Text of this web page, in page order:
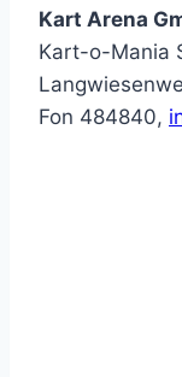
Kart Arena
Kart-o-Mania
Fon 484840,